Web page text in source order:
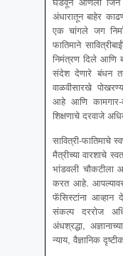
अंधारातून बाहेर
एक चांगले जग
फातिमाने
निमंत्रण दिले आणि
संदेश देणारे बंधन
वाळवीसारखे
आहे आणि कामगार-
शिक्षणाचे दरवाजे
सावित्री-फातिमाचे
मैत्रीच्या वारशाचे
भांडवली चौकटीला
करत आहे. आपल्यावर
फॅसिस्टांना आव्हान
संकल्प दररोज
अंधश्रद्धा,
न्याय, वैज्ञानिक